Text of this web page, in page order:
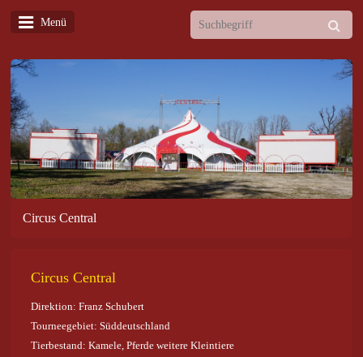
Menü
Circus Central
Circus Central
Direktion: Franz Schubert
Tourneegebiet: Süddeutschland
Tierbestand: Kamele, Pferde weitere Kleintiere